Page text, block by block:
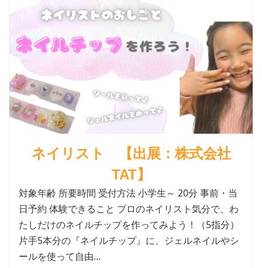
ネイリスト 【出展：株式会社
TAT】
対象年齢 所要時間 受付方法 小学生～ 20分 事前・当
日予約 体験できること プロのネイリスト気分で、わ
たしだけのネイルチップを作ってみよう！（5指分）
片手5本分の『ネイルチップ』に、ジェルネイルやシ
ールを使って自由...